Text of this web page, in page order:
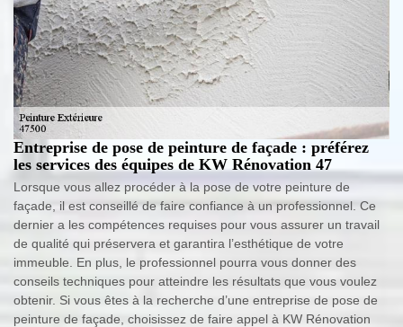
Entreprise de pose de peinture de façade : préférez
les services des équipes de KW Rénovation 47
Lorsque vous allez procéder à la pose de votre peinture de
façade, il est conseillé de faire confiance à un professionnel. Ce
dernier a les compétences requises pour vous assurer un travail
de qualité qui préservera et garantira l’esthétique de votre
immeuble. En plus, le professionnel pourra vous donner des
conseils techniques pour atteindre les résultats que vous voulez
obtenir. Si vous êtes à la recherche d’une entreprise de pose de
peinture de façade, choisissez de faire appel à KW Rénovation